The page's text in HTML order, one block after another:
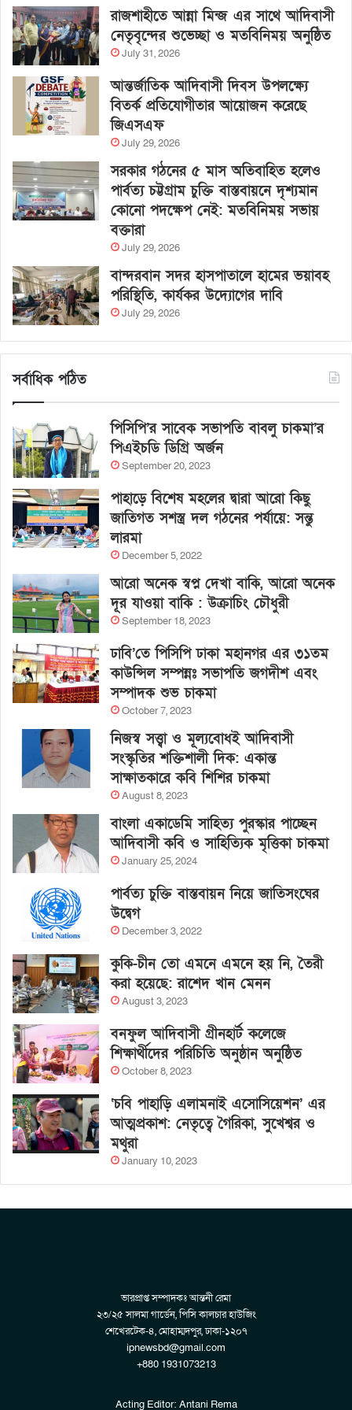
রাজশাহীতে আন্না মিন্জ এর সাথে আদিবাসী
নেতৃবৃন্দের শুভেচ্ছা ও মতবিনিময় অনুষ্ঠিত
July 31, 2026
আন্তর্জাতিক আদিবাসী দিবস উপলক্ষ্যে
বিতর্ক প্রতিযোগীতার আয়োজন করেছে
জিএসএফ
July 29, 2026
সরকার গঠনের ৫ মাস অতিবাহিত হলেও
পার্বত্য চট্টগ্রাম চুক্তি বাস্তবায়নে দৃশ্যমান
কোনো পদক্ষেপ নেই: মতবিনিময় সভায়
বক্তারা
July 29, 2026
বান্দরবান সদর হাসপাতালে হামের ভয়াবহ
পরিস্থিতি, কার্যকর উদ্যোগের দাবি
July 29, 2026
সর্বাধিক পঠিত
পিসিপি’র সাবেক সভাপতি বাবলু চাকমা’র
পিএইচডি ডিগ্রি অর্জন
September 20, 2023
পাহাড়ে বিশেষ মহলের দ্বারা আরো কিছু
জাতিগত সশস্ত্র দল গঠনের পর্যায়ে: সন্তু
লারমা
December 5, 2022
আরো অনেক স্বপ্ন দেখা বাকি, আরো অনেক
দূর যাওয়া বাকি : উক্রাচিং চৌধুরী
September 18, 2023
ঢাবি’তে পিসিপি ঢাকা মহানগর এর ৩১তম
কাউন্সিল সম্পন্নঃ সভাপতি জগদীশ এবং
সম্পাদক শুভ চাকমা
October 7, 2023
নিজস্ব সত্ত্বা ও মূল্যবোধই আদিবাসী
সংস্কৃতির শক্তিশালী দিক: একান্ত
সাক্ষাতকারে কবি শিশির চাকমা
August 8, 2023
বাংলা একাডেমি সাহিত্য পুরস্কার পাচ্ছেন
আদিবাসী কবি ও সাহিত্যিক মৃত্তিকা চাকমা
January 25, 2024
পার্বত্য চুক্তি বাস্তবায়ন নিয়ে জাতিসংঘের
উদ্বেগ
December 3, 2022
কুকি-চীন তো এমনে এমনে হয় নি, তৈরী
করা হয়েছে: রাশেদ খান মেনন
August 3, 2023
বনফুল আদিবাসী গ্রীনহার্ট কলেজে
শিক্ষার্থীদের পরিচিতি অনুষ্ঠান অনুষ্ঠিত
October 8, 2023
‘চবি পাহাড়ি এলামনাই এসোসিয়েশন’ এর
আত্মপ্রকাশ: নেতৃত্বে গৈরিকা, সুখেশ্বর ও
মথুরা
January 10, 2023
ভারপ্রাপ্ত সম্পাদকঃ আন্তনী রেমা
২৩/২৫ সালমা গার্ডেন, পিসি কালচার হাউজিং
শেখেরটেক-৪, মোহাম্মদপুর, ঢাকা-১২০৭
ipnewsbd@gmail.com
+880 1931073213
Acting Editor: Antani Rema